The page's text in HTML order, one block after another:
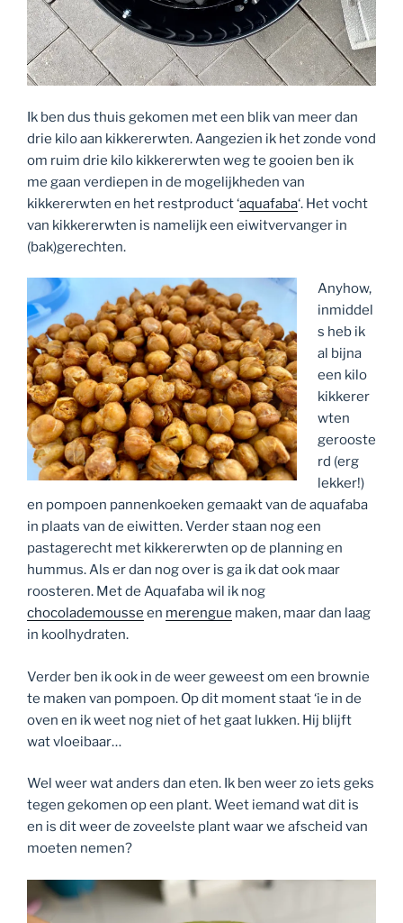
Ik ben dus thuis gekomen met een blik van meer dan
drie kilo aan kikkererwten. Aangezien ik het zonde vond
om ruim drie kilo kikkererwten weg te gooien ben ik
me gaan verdiepen in de mogelijkheden van
kikkererwten en het restproduct ‘aquafaba‘. Het vocht
van kikkererwten is namelijk een eiwitvervanger in
(bak)gerechten.
Anyhow,
inmiddel
s heb ik
al bijna
een kilo
kikkerer
wten
gerooste
rd (erg
lekker!)
en pompoen pannenkoeken gemaakt van de aquafaba
in plaats van de eiwitten. Verder staan nog een
pastagerecht met kikkererwten op de planning en
hummus. Als er dan nog over is ga ik dat ook maar
roosteren. Met de Aquafaba wil ik nog
chocolademousse en merengue maken, maar dan laag
in koolhydraten.
Verder ben ik ook in de weer geweest om een brownie
te maken van pompoen. Op dit moment staat ‘ie in de
oven en ik weet nog niet of het gaat lukken. Hij blijft
wat vloeibaar…
Wel weer wat anders dan eten. Ik ben weer zo iets geks
tegen gekomen op een plant. Weet iemand wat dit is
en is dit weer de zoveelste plant waar we afscheid van
moeten nemen?